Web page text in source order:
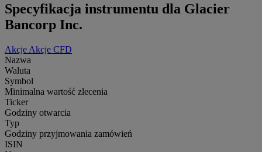
Specyfikacja instrumentu dla Glacier
Bancorp Inc.
Akcje Akcje CFD
Nazwa
Waluta
Symbol
Minimalna wartość zlecenia
Ticker
Godziny otwarcia
Typ
Godziny przyjmowania zamówień
ISIN